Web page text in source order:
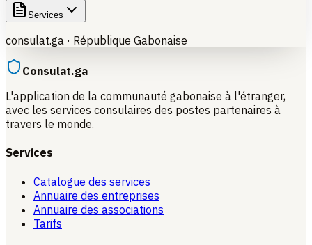
Services
consulat.ga · République Gabonaise
Consulat.ga
L'application de la communauté gabonaise à l'étranger,
avec les services consulaires des postes partenaires à
travers le monde.
Services
Catalogue des services
Annuaire des entreprises
Annuaire des associations
Tarifs